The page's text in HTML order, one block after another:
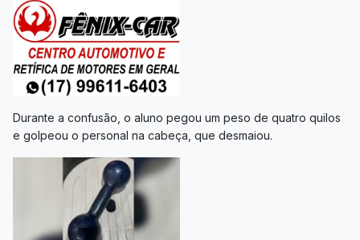
Durante a confusão, o aluno pegou um peso de quatro quilos
e golpeou o personal na cabeça, que desmaiou.